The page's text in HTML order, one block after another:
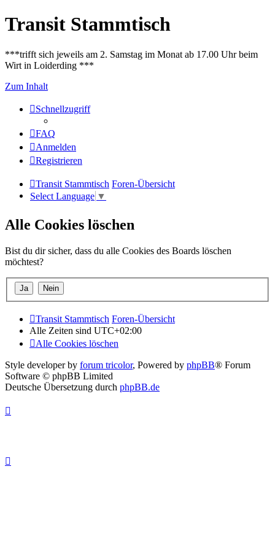
Transit Stammtisch
***trifft sich jeweils am 2. Samstag im Monat ab 17.00 Uhr beim
Wirt in Loiderding ***
Zum Inhalt
Schnellzugriff
FAQ
Anmelden
Registrieren
Transit Stammtisch Foren-Übersicht
Select Language ▼
Alle Cookies löschen
Bist du dir sicher, dass du alle Cookies des Boards löschen
möchtest?
Transit Stammtisch Foren-Übersicht
Alle Zeiten sind UTC+02:00
Alle Cookies löschen
Style developer by forum tricolor, Powered by phpBB® Forum
Software © phpBB Limited
Deutsche Übersetzung durch phpBB.de